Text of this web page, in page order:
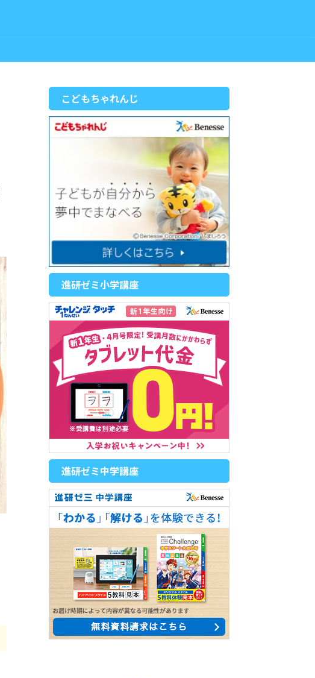
こどもちゃれんじ
進研ゼミ小学講座
進研ゼミ中学講座